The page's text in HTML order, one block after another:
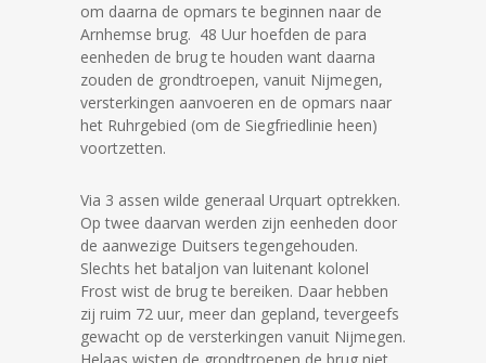
om daarna de opmars te beginnen naar de
Arnhemse brug. 48 Uur hoefden de para
eenheden de brug te houden want daarna
zouden de grondtroepen, vanuit Nijmegen,
versterkingen aanvoeren en de opmars naar
het Ruhrgebied (om de Siegfriedlinie heen)
voortzetten.
Via 3 assen wilde generaal Urquart optrekken.
Op twee daarvan werden zijn eenheden door
de aanwezige Duitsers tegengehouden.
Slechts het bataljon van luitenant kolonel
Frost wist de brug te bereiken. Daar hebben
zij ruim 72 uur, meer dan gepland, tevergeefs
gewacht op de versterkingen vanuit Nijmegen.